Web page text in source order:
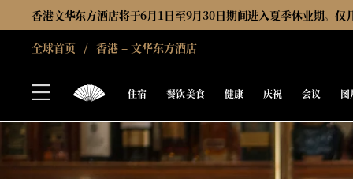
香港文华东方酒店将于6月1日至9月30日期间进入夏季休业期。仅
全球首页 香港 – 文华东方酒店
住宿 餐饮美食 健康 庆祝 会议 图